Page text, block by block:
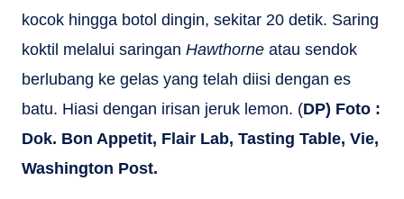
kocok hingga botol dingin, sekitar 20 detik. Saring
koktil melalui saringan Hawthorne atau sendok
berlubang ke gelas yang telah diisi dengan es
batu. Hiasi dengan irisan jeruk lemon. (DP) Foto :
Dok. Bon Appetit, Flair Lab, Tasting Table, Vie,
Washington Post.